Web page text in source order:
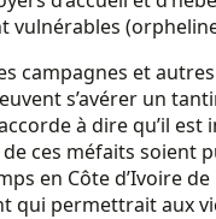
vulnérables
campagnes et
s’avérer un
à dire qu’il
ces méfaits soient
en Côte d’Ivoire
qui permettrait aux